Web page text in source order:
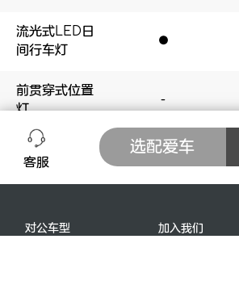
流光式LED日
间行车灯
●
前贯穿式位置
灯
-
高位LED刹车
灯
灯
●
-
扫描二维码选配爱车
客服
选配爱车
对公车型 加入我们